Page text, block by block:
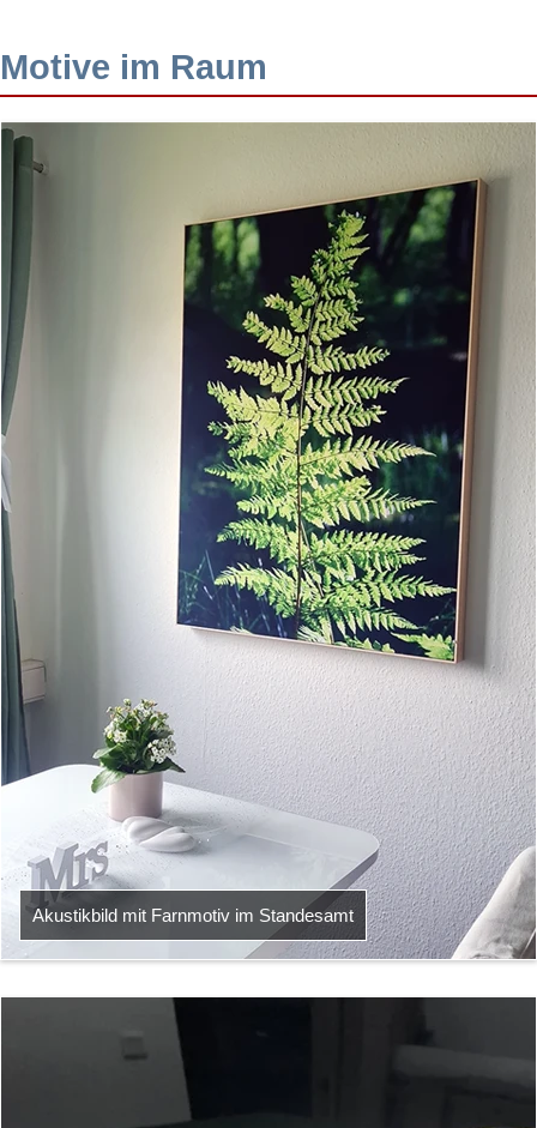
Motive im Raum
Akustikbild mit Farnmotiv im Standesamt